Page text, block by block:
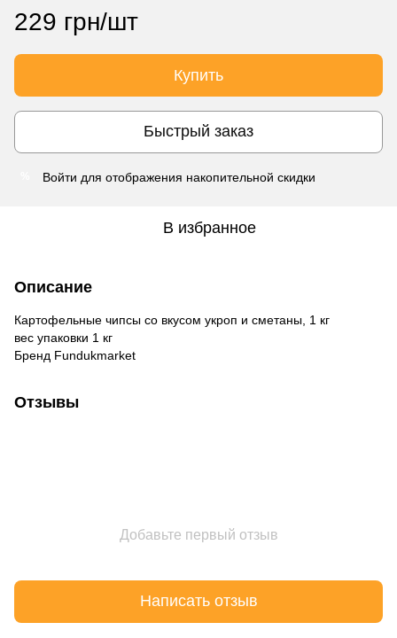
229 грн/шт
Купить
Быстрый заказ
Войти для отображения накопительной скидки
В избранное
Описание
Картофельные чипсы со вкусом укроп и сметаны, 1 кг
вес упаковки 1 кг
Бренд Fundukmarket
Отзывы
Добавьте первый отзыв
Написать отзыв